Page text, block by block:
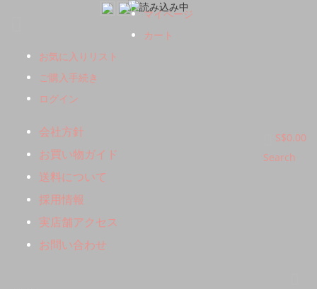
マイページ
カート
お気に入りリスト
ご購入手続き
ログイン
カート
S$0.00
Search
会社方針
お買い物ガイド
送料について
採用情報
実店舗アクセス
お問い合わせ